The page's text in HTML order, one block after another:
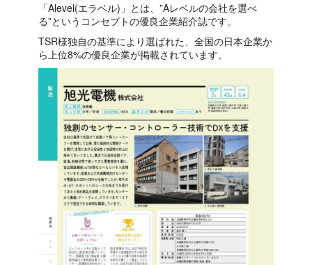
「Alevel(エラベル)」とは、”Aレベルの会社を選べ
る”というコンセプトの優良企業紹介誌です。
TSR様独自の基準により選ばれた、全国の日本企業か
ら上位8%の優良企業が掲載されています。